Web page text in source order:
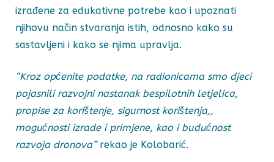
izrađene za edukativne potrebe kao i upoznati
njihovu način stvaranja istih, odnosno kako su
sastavljeni i kako se njima upravlja.
“Kroz općenite podatke, na radionicama smo djeci
pojasnili razvojni nastanak bespilotnih letjelica,
propise za korištenje, sigurnost korištenja,,
mogućnosti izrade i primjene, kao i budućnost
razvoja dronova”rekao je Kolobarić.